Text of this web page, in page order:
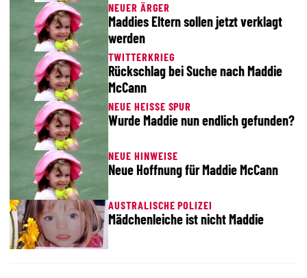
NEUER ÄRGER
Maddies Eltern sollen jetzt verklagt
werden
TWITTERKRIEG
Rückschlag bei Suche nach Maddie
McCann
NEUE HEISSE SPUR
Wurde Maddie nun endlich gefunden?
NEUE HINWEISE
Neue Hoffnung für Maddie McCann
AUSTRALISCHE POLIZEI
Mädchenleiche ist nicht Maddie